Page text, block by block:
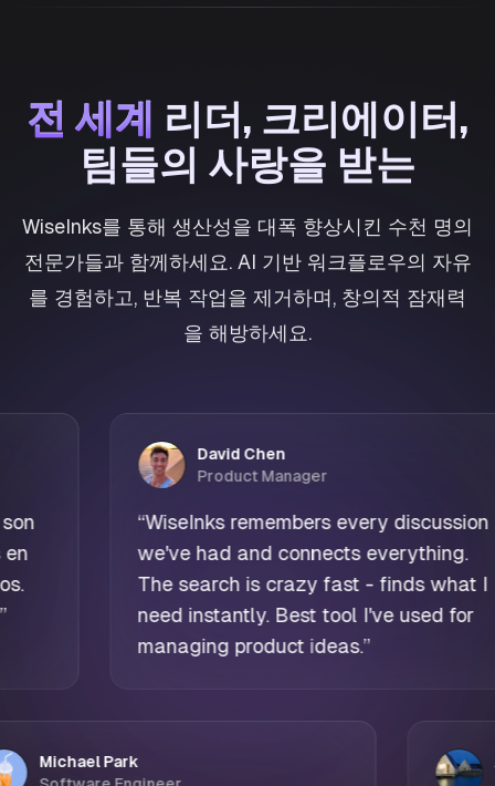
전 세계
전 세계 리더, 크리에이터,
팀들의 사랑을 받는
WiseInks를 통해 생산성을 대폭 향상시킨 수천 명의
전문가들과 함께하세요. AI 기반 워크플로우의 자유
를 경험하고, 반복 작업을 제거하며, 창의적 잠재력
을 해방하세요.
David Chen
Product Manager
WiseInks remembers every discussion
we've had and connects everything.
The search is crazy fast - finds what I
need instantly. Best tool I've used for
managing product ideas.”
Michael Park